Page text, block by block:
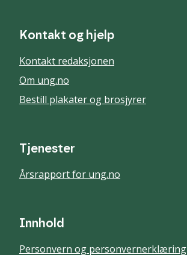
Kontakt og hjelp
Kontakt redaksjonen
Om ung.no
Bestill plakater og brosjyrer
Tjenester
Årsrapport for ung.no
Innhold
Personvern og personvernerklæring